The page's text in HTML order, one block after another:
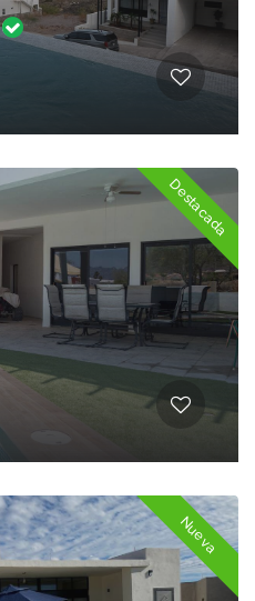
Destacada
Nueva